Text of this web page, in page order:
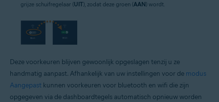
grijze schuifregelaar (UIT), zodat deze groen (AAN) wordt.
Deze voorkeuren blijven gewoonlijk opgeslagen tenzij u ze
handmatig aanpast. Afhankelijk van uw instellingen voor de modus
Aangepast kunnen voorkeuren voor bluetooth en wifi die zijn
opgegeven via de dashboardtegels automatisch opnieuw worden